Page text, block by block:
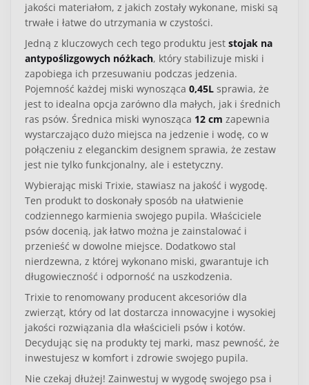
jakości materiałom, z jakich zostały wykonane, miski są
trwałe i łatwe do utrzymania w czystości.
Jedną z kluczowych cech tego produktu jest stojak na
antypoślizgowych nóżkach, który stabilizuje miski i
zapobiega ich przesuwaniu podczas jedzenia.
Pojemność każdej miski wynosząca 0,45L sprawia, że
jest to idealna opcja zarówno dla małych, jak i średnich
ras psów. Średnica miski wynosząca 12 cm zapewnia
wystarczająco dużo miejsca na jedzenie i wodę, co w
połączeniu z eleganckim designem sprawia, że zestaw
jest nie tylko funkcjonalny, ale i estetyczny.
Wybierając miski Trixie, stawiasz na jakość i wygodę.
Ten produkt to doskonały sposób na ułatwienie
codziennego karmienia swojego pupila. Właściciele
psów docenią, jak łatwo można je zainstalować i
przenieść w dowolne miejsce. Dodatkowo stal
nierdzewna, z której wykonano miski, gwarantuje ich
długowieczność i odporność na uszkodzenia.
Trixie to renomowany producent akcesoriów dla
zwierząt, który od lat dostarcza innowacyjne i wysokiej
jakości rozwiązania dla właścicieli psów i kotów.
Decydując się na produkty tej marki, masz pewność, że
inwestujesz w komfort i zdrowie swojego pupila.
Nie czekaj dłużej! Zainwestuj w wygodę swojego psa i